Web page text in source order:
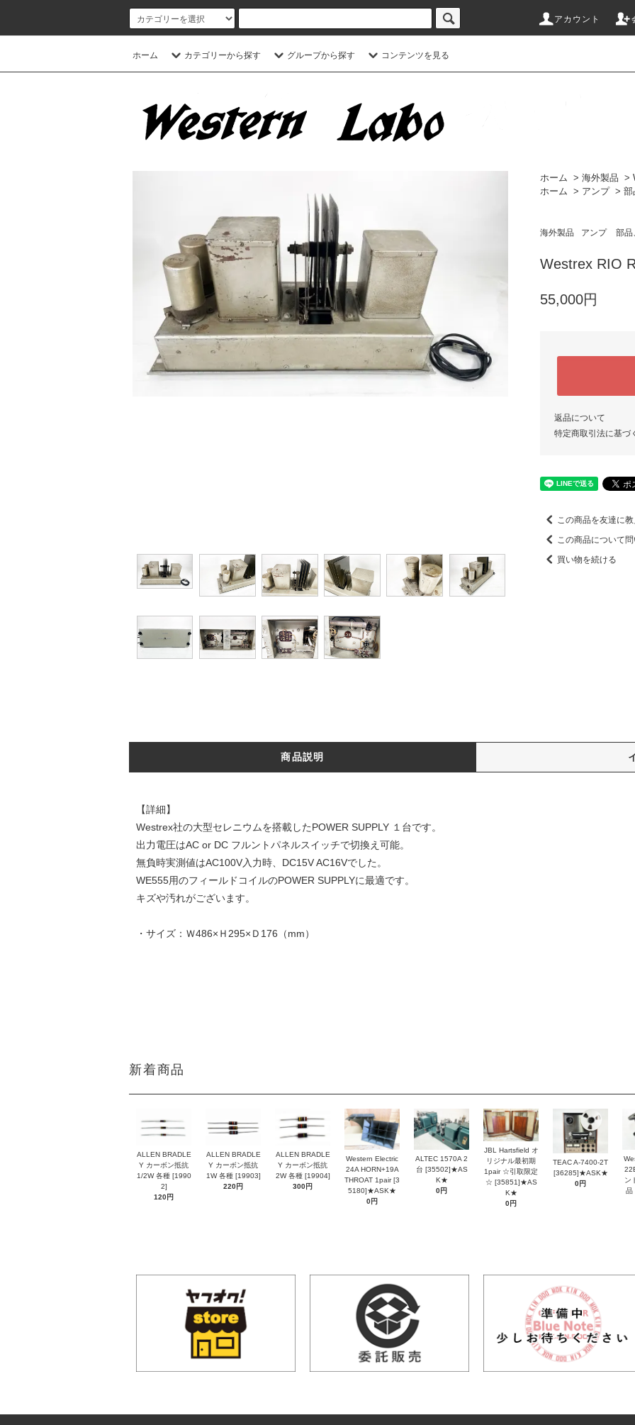
アカウント
ホーム カテゴリーから探す グループから探す コンテンツを見る
ホーム > 海外製品 >
ホーム > アンプ > 部
海外製品 アンプ 部品
Westrex RIO
55,000円
返品について
特定商取引法に基づ
この商品を友達に
この商品について
買い物を続ける
商品説明
【詳細】
Westrex社の大型セレニウムを搭載したPOWER SUPPLY １台です。
出力電圧はAC or DC フルントパネルスイッチで切換え可能。
無負時実測値はAC100V入力時、DC15V AC16Vでした。
WE555用のフィールドコイルのPOWER SUPPLYに最適です。
キズや汚れがございます。
・サイズ：Ｗ486×Ｈ295×Ｄ176（mm）
新着商品
ALLEN BRADLE
Y カーボン抵抗
1/2W 各種 [1990
2]
120円
ALLEN BRADLE
Y カーボン抵抗
1W 各種 [19903]
220円
ALLEN BRADLE
Y カーボン抵抗
2W 各種 [19904]
300円
Western Electric
24A HORN+19A
THROAT 1pair [3
5180]★ASK★
0円
ALTEC 1570A 2
台 [35502]★AS
K★
0円
JBL Hartsfield オ
リジナル最初期
1pair ☆引取限定
☆ [35851]★AS
K★
0円
TEAC A-7400-2T
[36285]★ASK★
0円
ン
品